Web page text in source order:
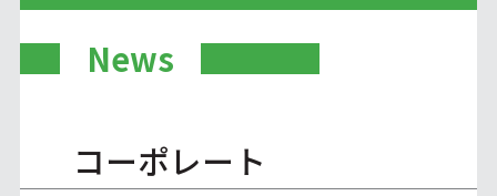
News
コーポレート